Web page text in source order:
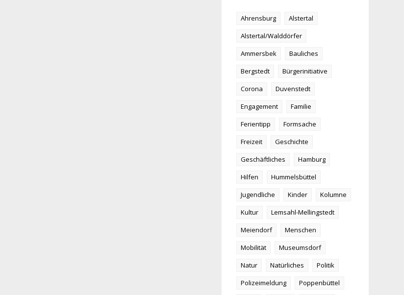
Ahrensburg
Alstertal
Alstertal/Walddörfer
Ammersbek
Bauliches
Bergstedt
Bürgerinitiative
Corona
Duvenstedt
Engagement
Familie
Ferientipp
Formsache
Freizeit
Geschichte
Geschäftliches
Hamburg
Hilfen
Hummelsbüttel
Jugendliche
Kinder
Kolumne
Kultur
Lemsahl-Mellingstedt
Meiendorf
Menschen
Mobilität
Museumsdorf
Natur
Natürliches
Politik
Polizeimeldung
Poppenbüttel